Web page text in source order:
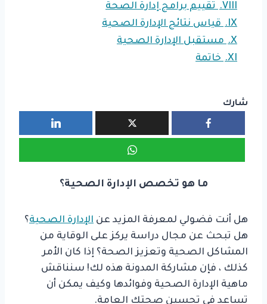
VIII.
تقييم برامج إدارة الصحة
IX.
قياس نتائج الإدارة الصحية
X.
مستقبل الإدارة الصحية
XI.
خاتمة
شارك
ما هو تخصص الإدارة الصحية؟
هل أنت فضولي لمعرفة المزيد عن الإدارة الصحية؟
هل تبحث عن مجال دراسة يركز على الوقاية من
المشاكل الصحية وتعزيز الصحة؟ إذا كان الأمر
كذلك ، فإن مشاركة المدونة هذه لك! سنناقش
ماهية الإدارة الصحية وفوائدها وكيف يمكن أن
تساعد في تحسين صحتك العامة.